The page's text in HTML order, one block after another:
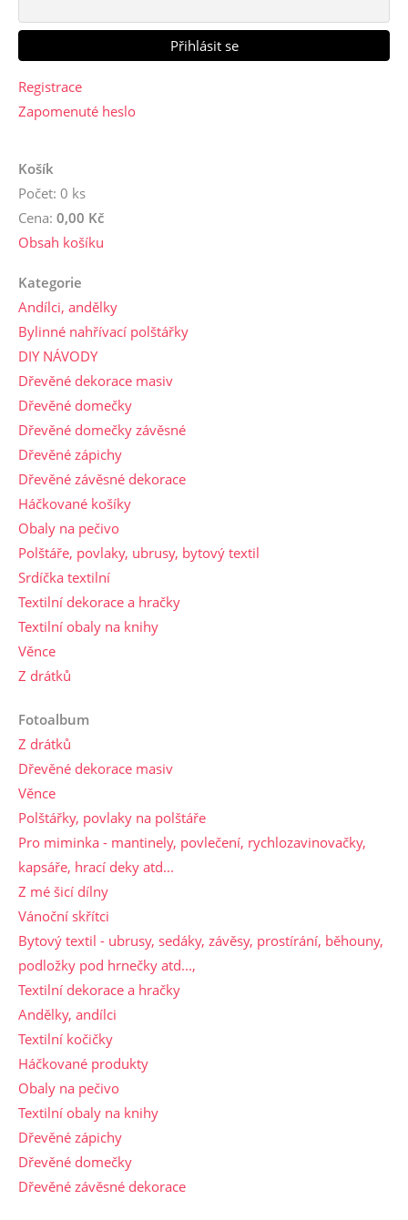
Registrace
Zapomenuté heslo
Košík
Počet: 0 ks
Cena: 0,00 Kč
Obsah košíku
Kategorie
Andílci, andělky
Bylinné nahřívací polštářky
DIY NÁVODY
Dřevěné dekorace masiv
Dřevěné domečky
Dřevěné domečky závěsné
Dřevěné zápichy
Dřevěné závěsné dekorace
Háčkované košíky
Obaly na pečivo
Polštáře, povlaky, ubrusy, bytový textil
Srdíčka textilní
Textilní dekorace a hračky
Textilní obaly na knihy
Věnce
Z drátků
Fotoalbum
Z drátků
Dřevěné dekorace masiv
Věnce
Polštářky, povlaky na polštáře
Pro miminka - mantinely, povlečení, rychlozavinovačky,
kapsáře, hrací deky atd...
Z mé šicí dílny
Vánoční skřítci
Bytový textil - ubrusy, sedáky, závěsy, prostírání, běhouny,
podložky pod hrnečky atd...,
Textilní dekorace a hračky
Andělky, andílci
Textilní kočičky
Háčkované produkty
Obaly na pečivo
Textilní obaly na knihy
Dřevěné zápichy
Dřevěné domečky
Dřevěné závěsné dekorace